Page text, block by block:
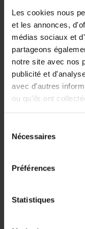
Les cookies nous
et les annonces,
médias sociaux et
partageons
notre site avec nos
publicité et
avec d'autres
ou qu'ils ont
services.
Nécessaires
Préférences
Statistiques
Puce graphique
Lecteur
État:
Programme de